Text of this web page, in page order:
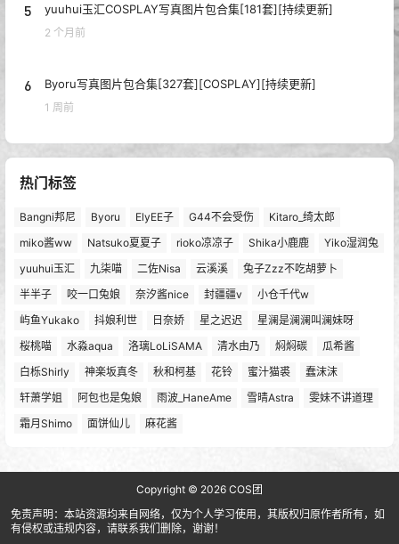
5 yuuhui玉汇COSPLAY写真图片包合集[181套][持续更新]
2 个月前
6 Byoru写真图片包合集[327套][COSPLAY][持续更新]
1 周前
热门标签
Bangni邦尼 Byoru ElyEE子 G44不会受伤
Kitaro_绮太郎
miko酱ww
Natsuko夏夏子 rioko凉凉子 Shika小鹿鹿
Yiko湿润兔
yuuhui玉汇
九柒喵 二佐Nisa 云溪溪
兔子Zzz不吃胡萝卜
半半子
咬一口兔娘 奈汐酱nice 封疆疆v
小仓千代w
屿鱼Yukako
抖娘利世 日奈娇 星之迟迟
星澜是澜澜叫澜妹呀
桜桃喵
水淼aqua 洛璃LoLiSAMA 清水由乃 焖焖碳
瓜希酱
白栎Shirly
神楽坂真冬 秋和柯基 花铃 蜜汁猫裘
蠢沫沫
轩萧学姐
阿包也是兔娘 雨波_HaneAme 雪晴Astra
雯妹不讲道理
霜月Shimo
面饼仙儿 麻花酱
Copyright © 2026 COS团
免责声明：本站资源均来自网络，仅为个人学习使用，其版权归原作者所有，如
有侵权或违规内容，请联系我们删除，谢谢！